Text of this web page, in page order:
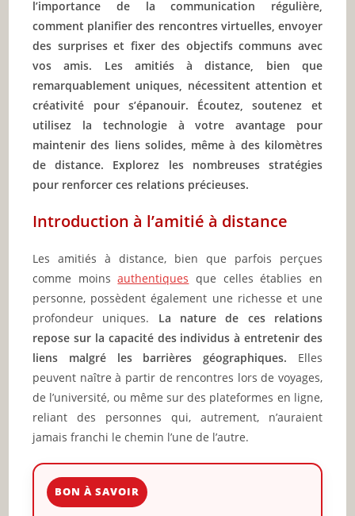
l’importance de la communication régulière,
comment planifier des rencontres virtuelles, envoyer
des surprises et fixer des objectifs communs avec
vos amis. Les amitiés à distance, bien que
remarquablement uniques, nécessitent attention et
créativité pour s’épanouir. Écoutez, soutenez et
utilisez la technologie à votre avantage pour
maintenir des liens solides, même à des kilomètres
de distance. Explorez les nombreuses stratégies
pour renforcer ces relations précieuses.
Introduction à l’amitié à distance
Les amitiés à distance, bien que parfois perçues
comme moinsauthentiques que celles établies en
personne, possèdent également une richesse et une
profondeur uniques. La nature de ces relations
repose sur la capacité des individus à entretenir des
liens malgré les barrières géographiques. Elles
peuvent naître à partir de rencontres lors de voyages,
de l’université, ou même sur des plateformes en ligne,
reliant des personnes qui, autrement, n’auraient
jamais franchi le chemin l’une de l’autre.
BON À SAVOIR